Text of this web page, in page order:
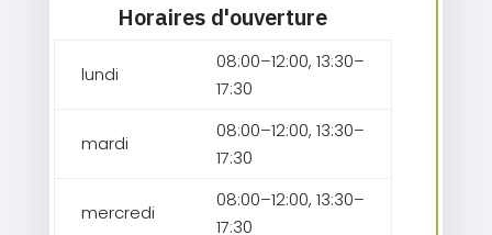
Horaires d'ouverture
lundi
08:00–12:00, 13:30–
17:30
mardi
08:00–12:00, 13:30–
17:30
mercredi
08:00–12:00, 13:30–
17:30